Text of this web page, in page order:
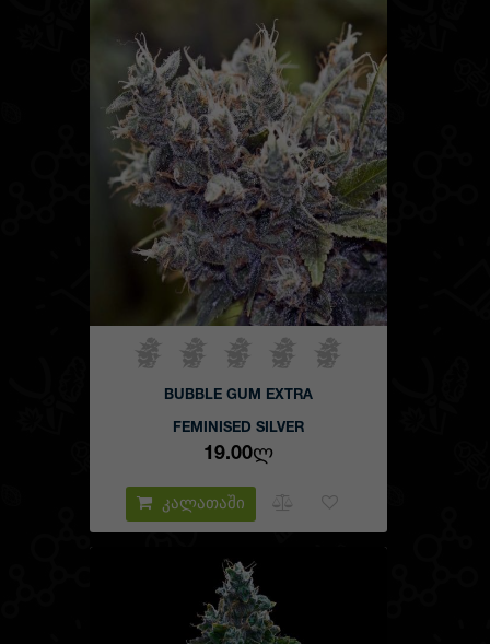
BUBBLE GUM EXTRA
FEMINISED SILVER
19.00Ლ
კალათაში